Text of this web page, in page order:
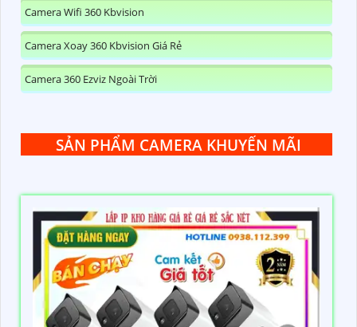
Camera Wifi 360 Kbvision
Camera Xoay 360 Kbvision Giá Rẻ
Camera 360 Ezviz Ngoài Trời
SẢN PHẨM CAMERA KHUYẾN MÃI